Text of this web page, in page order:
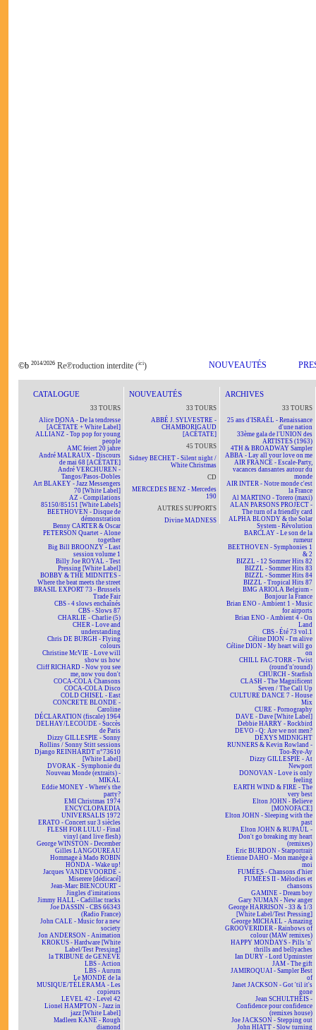
©b 2014/2026 Re℗roduction interdite (ici) NOUVEAUTÉS
CATALOGUE
33 TOURS
Alice DONA - De la tendresse
[ACÉTATE + White Label]
ALLIANZ - Top pop for young
people
AMC feiert 20 jahre
André MALRAUX - Discours
de mai 68 [ACÉTATE]
André VERCHUREN -
Tangos/Pasos-Dobles
Art BLAKEY - Jazz Messengers
70 [White Label]
AZ - Compilations
85150/85151 [White Labels]
BEETHOVEN - Disque de
démonstration
Benny CARTER & Oscar
PETERSON Quartet - Alone
together
Big Bill BROONZY - Last
session volume 1
Billy Joe ROYAL - Test
Pressing [White Label]
BOBBY & THE MIDNITES -
Where the beat meets the street
BRASIL EXPORT 73 - Brussels
Trade Fair
CBS - 4 slows enchaînés
CBS - Slows 87
CHARLIE - Charlie (5)
CHER - Love and
understanding
Chris DE BURGH - Flying
colours
Christine McVIE - Love will
show us how
Cliff RICHARD - Now you see
me, now you don't
COCA-COLA Chansons
COCA-COLA Disco
COLD CHISEL - East
CONCRETE BLONDE -
Caroline
DÉCLARATION (fiscale) 1964
DELHAY/LECOUDE - Succès
de Paris
Dizzy GILLESPIE - Sonny
Rollins / Sonny Stitt sessions
Django REINHARDT n°73610
[White Label]
DVORAK - Symphonie du
Nouveau Monde (extraits) -
MIKAL
Eddie MONEY - Where's the
party?
EMI Christmas 1974
ENCYCLOPAEDIA
UNIVERSALIS 1972
ERATO - Concert sur 3 siècles
FLESH FOR LULU - Final
vinyl (and live flesh)
George WINSTON - December
Gilles LANGOUREAU
Hommage à Mado ROBIN
HONDA - Wake up!
Jacques VANDEVOORDE -
Miserere [dédicacé]
Jean-Marc BIENCOURT -
Jingles d'imitations
Jimmy HALL - Cadillac tracks
Joe DASSIN - CBS 66343
(Radio France)
John CALE - Music for a new
society
Jon ANDERSON - Animation
KROKUS - Hardware [White
Label/Test Pressing]
la TRIBUNE de GENÈVE
LBS - Action
LBS - Aurum
Le MONDE de la
MUSIQUE/TÉLÉRAMA - Les
copieurs
LEVEL 42 - Level 42
Lionel HAMPTON - Jazz in
jazz [White Label]
Madleen KANE - Rough
diamond
NOUVEAUTÉS
33 TOURS
ABBÉ J. SYLVESTRE -
CHAMBORIGAUD
[ACÉTATE]
45 TOURS
Sidney BECHET - Silent night /
White Christmas
CD
MERCEDES BENZ - Mercedes
190
AUTRES SUPPORTS
Divine MADNESS
ARCHIVES
33 TOURS
25 ans d'ISRAËL - Renaissance
d'une nation
33ème gala de l'UNION des
ARTISTES (1963)
4TH & BROADWAY Sampler
ABBA - Lay all your love on me
AIR FRANCE - Escale-Party,
vacances dansantes autour du
monde
AIR INTER - Notre monde c'est
la France
Al MARTINO - Torero (maxi)
ALAN PARSONS PROJECT -
The turn of a friendly card
ALPHA BLONDY & the Solar
System - Révolution
BARCLAY - Le son de la
rumeur
BEETHOVEN - Symphonies 1
& 2
BIZZL - 12 Sommer Hits 82
BIZZL - Sommer Hits 83
BIZZL - Sommer Hits 84
BIZZL - Tropical Hits 87
BMG ARIOLA Belgium -
Bonjour la France
Brian ENO - Ambient 1 - Music
for airports
Brian ENO - Ambient 4 - On
Land
CBS - Été 73 vol.1
Céline DION - I'm alive
Céline DION - My heart will go
on
CHILL FAC-TORR - Twist
(round'n'round)
CHURCH - Starfish
CLASH - The Magnificent
Seven / The Call Up
CULTURE DANCE 7 - House
Mix
CURE - Pornography
DAVE - Dave [White Label]
Debbie HARRY - Rockbird
DEVO - Q: Are we not men?
DEXYS MIDNIGHT
RUNNERS & Kevin Rowland -
Too-Rye-Ay
Dizzy GILLESPIE - At
Newport
DONOVAN - Love is only
feeling
EARTH WIND & FIRE - The
very best
Elton JOHN - Believe
[MONOFACE]
Elton JOHN - Sleeping with the
past
Elton JOHN & RUPAUL -
Don't go breaking my heart
(remixes)
Eric BURDON - Starportrait
Etienne DAHO - Mon manège à
moi
FUMÉES - Chansons d'hier
FUMÉES II - Mélodies et
chansons
GAMINE - Dream boy
Gary NUMAN - New anger
George HARRISON - 33 & 1/3
[White Label/Test Pressing]
George MICHAEL - Amazing
GROOVERIDER - Rainbows of
colour (MAW remixes)
HAPPY MONDAYS - Pills 'n'
thrills and bellyaches
Ian DURY - Lord Upminster
JAM - The gift
JAMIROQUAI - Sampler Best
of
Janet JACKSON - Got 'til it's
gone
Jean SCHULTHEIS -
Confidence pour confidence
(remixes house)
Joe JACKSON - Stepping out
John HIATT - Slow turning